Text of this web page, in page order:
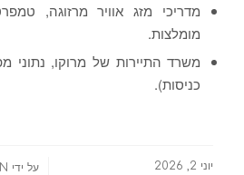
מדריכי מזג אוויר מרזוגה,
מומלצות.
כניסות).
יוני 2, 2026 על ידי